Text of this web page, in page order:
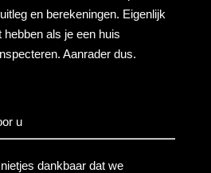
en berekeningen. Eigenlijk
als je een huis
Aanrader dus.
u
dankbaar dat we